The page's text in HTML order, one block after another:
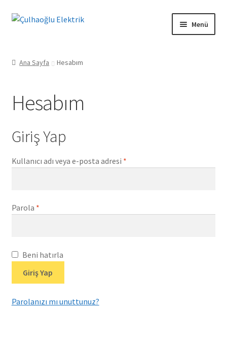
Dolaşıma
İçeriğe
Menü
İade ve Geri Ödeme Politikası
Gizlilik Politikası
Kişisel Verilerin Korunması Kanunu
Ana Sayfa Hesabım
Hesabım
Giriş Yap
Kullanıcı adı veya e-posta adresi *Gerekli
Parola *Gerekli
Beni hatırla
Giriş Yap
Parolanızı mı unuttunuz?